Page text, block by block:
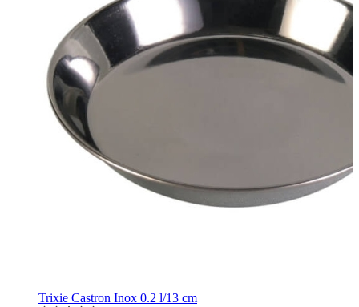
Trixie Castron Inox 0.2 l/13 cm